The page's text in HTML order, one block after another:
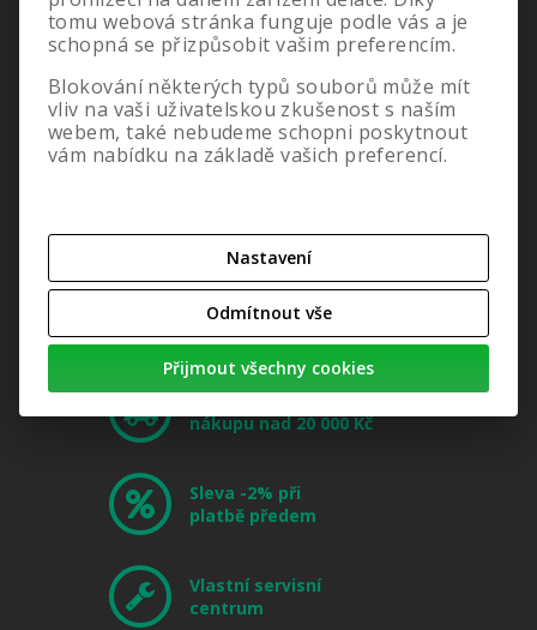
Doprava zdarma při
nákupu nad 20 000 Kč
Sleva -2% při
platbě předem
Vlastní servisní
centrum
tomu webová stránka funguje podle vás a je
schopná se přizpůsobit vašim preferencím.
Blokování některých typů souborů může mít
vliv na vaši uživatelskou zkušenost s naším
webem, také nebudeme schopni poskytnout
vám nabídku na základě vašich preferencí.
Nastavení
Odmítnout vše
Přijmout všechny cookies